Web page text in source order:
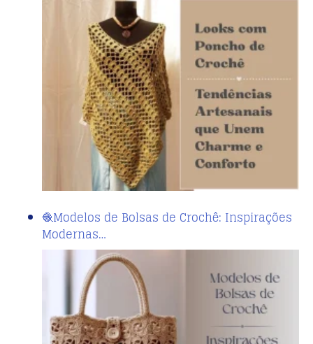
🧶Modelos de Bolsas de Crochê: Inspirações
Modernas…